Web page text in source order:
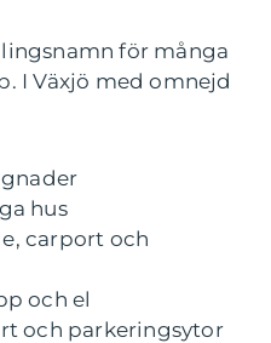
för många
I Växjö med omnejd
hus
carport och
och el
och parkeringsytor